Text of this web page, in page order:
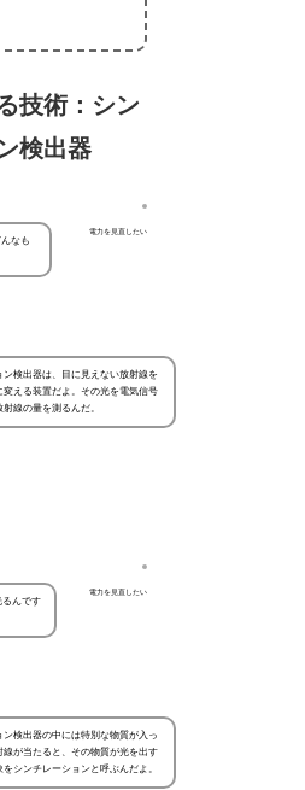
技術：シン
検出器
電力を見直したい
なも
ン検出器は、目に見えない放射線を
変える装置だよ。その光を電気信号
線の量を測るんだ。
電力を見直したい
るんです
ン検出器の中には特別な物質が入っ
線が当たると、その物質が光を出す
をシンチレーションと呼ぶんだよ。